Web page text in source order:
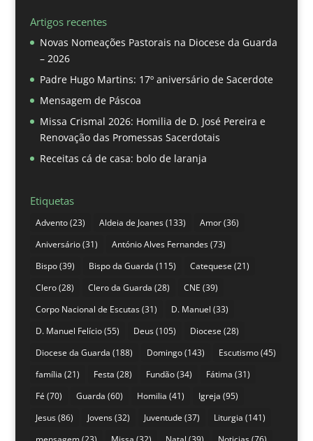
Artigos recentes
Novas Nomeações Pastorais na Diocese da Guarda
– 2026
Padre Hugo Martins: 17º aniversário de Sacerdote
Mensagem de Páscoa
Missa Crismal 2026: Homilia de D. José Pereira e
Renovação das Promessas Sacerdotais
Receitas cá de casa: bolo de laranja
Etiquetas
Advento(23) Aldeia de Joanes(133) Amor(36)
Aniversário(31) António Alves Fernandes(73)
Bispo(39) Bispo da Guarda (115) Catequese (21)
Clero(28) Clero da Guarda (28) CNE (39)
Corpo Nacional de Escutas(31) D. Manuel (33)
D. Manuel Felício(55) Deus(105) Diocese (28)
Diocese da Guarda (188) Domingo(143) Escutismo(45)
família (21) Festa (28) Fundão(34) Fátima (31)
Fé (70) Guarda (60) Homilia (41) Igreja (95)
Jesus(86) Jovens(32) Juventude (37) Liturgia (141)